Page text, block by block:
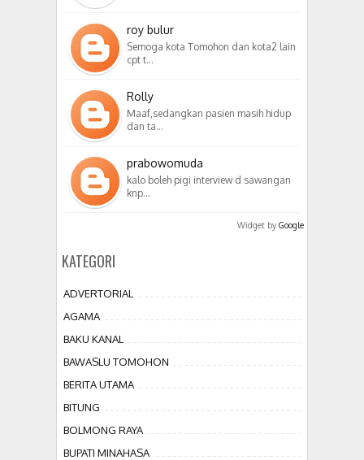
roy bulur
Semoga kota Tomohon dan kota2 lain
cpt t…
Rolly
Maaf,sedangkan pasien masih hidup
dan ta…
prabowomuda
kalo boleh pigi interview d sawangan
knp…
Widget by Google
KATEGORI
ADVERTORIAL
AGAMA
BAKU KANAL
BAWASLU TOMOHON
BERITA UTAMA
BITUNG
BOLMONG RAYA
BUPATI MINAHASA